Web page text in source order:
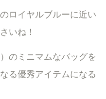
ロイヤルブルーに近い
いね！
のミニマムなバッグを
る優秀アイテムになる